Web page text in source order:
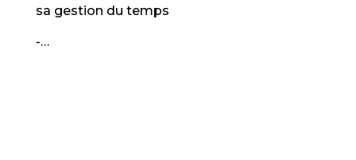
sa gestion du temps
-…